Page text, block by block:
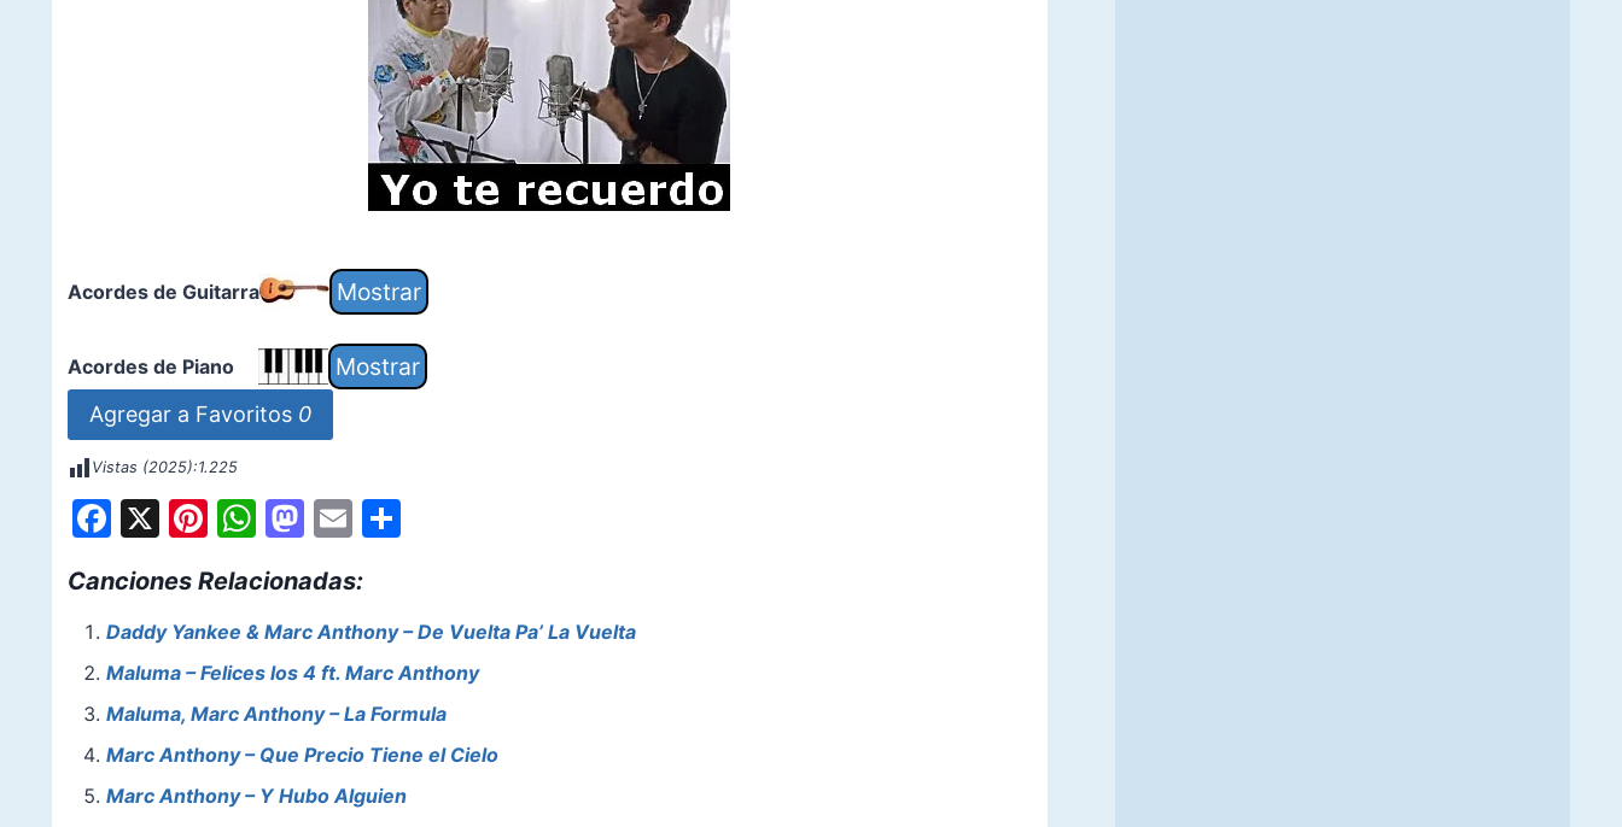
Acordes de Guitarra
Acordes de Piano
Agregar a Favoritos 0
Vistas (2025):1.225
F
c
e
b
o
o
k
X Pi
er
e
st
W
at
s
A
p
p
M
st
o
d
o
n
E
ai
l
S
e
Canciones Relacionadas:
Daddy Yankee & Marc Anthony – De Vuelta Pa’ La Vuelta
Maluma – Felices los 4 ft. Marc Anthony
Maluma, Marc Anthony – La Formula
Marc Anthony – Que Precio Tiene el Cielo
Marc Anthony – Y Hubo Alguien